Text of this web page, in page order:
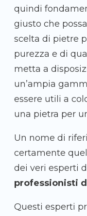
quindi
giusto che
scelta di pietre
purezza e di
metta a
un’ampia
essere utili a
una pietra per
Un nome di
certamente
dei veri esperti
professionisti
Questi esperti